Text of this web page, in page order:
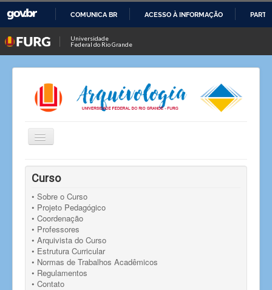
O
CONTEÚDO
COMUNICA BR ACESSO À INFORMAÇÃO
Universidade
Federal do Rio Grande
Alternar
Navegação
Você está aqui:
Curso
• Sobre o Curso
• Projeto Pedagógico
• Coordenação
• Professores
• Arquivista do Curso
• Estrutura Curricular
• Normas de Trabalhos Acadêmicos
• Regulamentos
• Contato